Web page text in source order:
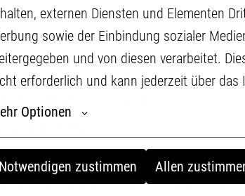
externen Diensten und Elementen
sowie der Einbindung sozialer
und von diesen verarbeitet.
erforderlich und kann jederzeit über
Optionen
Notwendigen zustimmen Allen
der Klasse CE und einer
BKrFQG
und zuverlässige Arbeitsweise
Auftreten
und können sich vorstellen, in der